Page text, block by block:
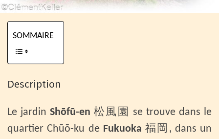
SOMMAIRE
Description
Le jardin Shōfū-en松風園 se trouve dans le
quartier Chūō-ku de Fukuoka 福岡, dans un